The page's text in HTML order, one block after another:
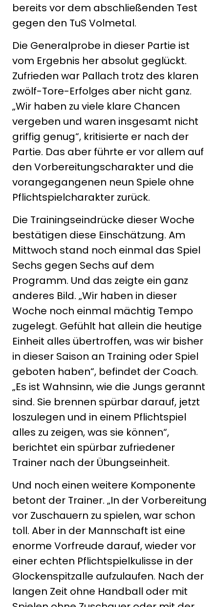
bereits vor dem abschließenden Test
gegen den TuS Volmetal.
Die Generalprobe in dieser Partie ist
vom Ergebnis her absolut geglückt.
Zufrieden war Pallach trotz des klaren
zwölf-Tore-Erfolges aber nicht ganz.
„Wir haben zu viele klare Chancen
vergeben und waren insgesamt nicht
griffig genug“, kritisierte er nach der
Partie. Das aber führte er vor allem auf
den Vorbereitungscharakter und die
vorangegangenen neun Spiele ohne
Pflichtspielcharakter zurück.
Die Trainingseindrücke dieser Woche
bestätigen diese Einschätzung. Am
Mittwoch stand noch einmal das Spiel
Sechs gegen Sechs auf dem
Programm. Und das zeigte ein ganz
anderes Bild. „Wir haben in dieser
Woche noch einmal mächtig Tempo
zugelegt. Gefühlt hat allein die heutige
Einheit alles übertroffen, was wir bisher
in dieser Saison an Training oder Spiel
geboten haben“, befindet der Coach.
„Es ist Wahnsinn, wie die Jungs gerannt
sind. Sie brennen spürbar darauf, jetzt
loszulegen und in einem Pflichtspiel
alles zu zeigen, was sie können“,
berichtet ein spürbar zufriedener
Trainer nach der Übungseinheit.
Und noch einen weitere Komponente
betont der Trainer. „In der Vorbereitung
vor Zuschauern zu spielen, war schon
toll. Aber in der Mannschaft ist eine
enorme Vorfreude darauf, wieder vor
einer echten Pflichtspielkulisse in der
Glockenspitzalle aufzulaufen. Nach der
langen Zeit ohne Handball oder mit